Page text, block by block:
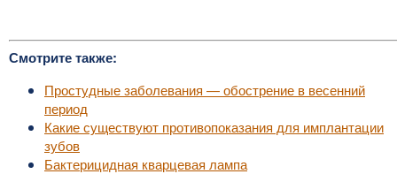
Смотрите также:
Простудные заболевания — обострение в весенний
период
Какие существуют противопоказания для имплантации
зубов
Бактерицидная кварцевая лампа